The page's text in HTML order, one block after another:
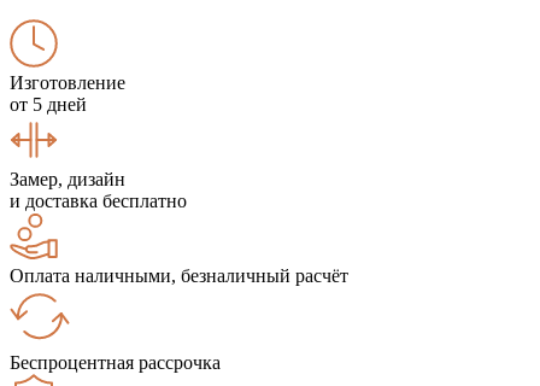
Изготовление
от 5 дней
Замер, дизайн
и доставка бесплатно
Оплата наличными, безналичный расчёт
Беспроцентная рассрочка